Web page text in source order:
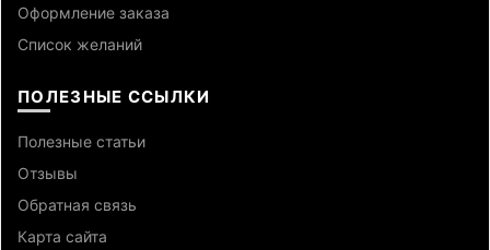
Оформление заказа
Список желаний
ПОЛЕЗНЫЕ ССЫЛКИ
Полезные статьи
Отзывы
Обратная связь
Карта сайта